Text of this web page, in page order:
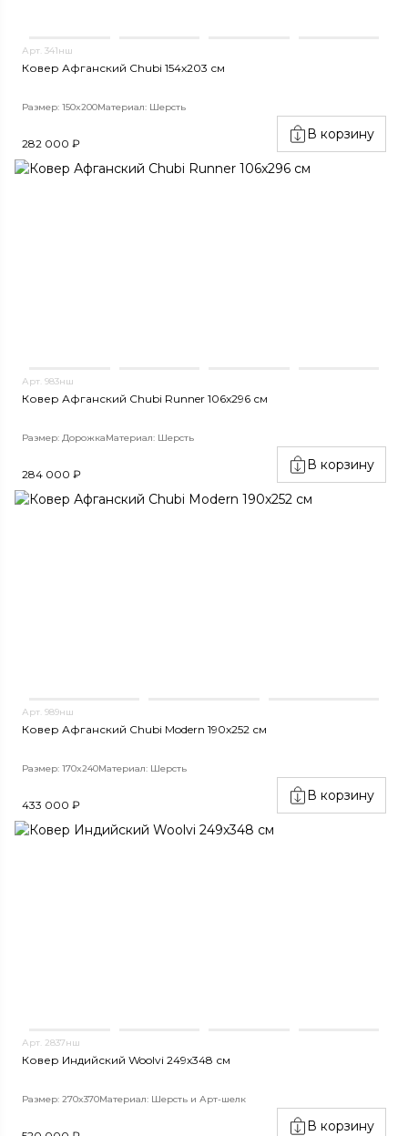
Арт. 341нш
Ковер Афганский Chubi 154x203 см
Размер: 150x200Материал: Шерсть
282 000 ₽
В корзину
Арт. 983нш
Ковер Афганский Chubi Runner 106x296 см
Размер: ДорожкаМатериал: Шерсть
284 000 ₽
В корзину
Арт. 989нш
Ковер Афганский Chubi Modern 190x252 см
Размер: 170x240Материал: Шерсть
433 000 ₽
В корзину
Арт. 2837нш
Ковер Индийский Woolvi 249x348 см
Размер: 270x370Материал: Шерсть и Арт-шелк
В корзину